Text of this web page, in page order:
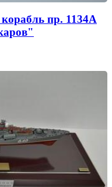
пр. 1134А